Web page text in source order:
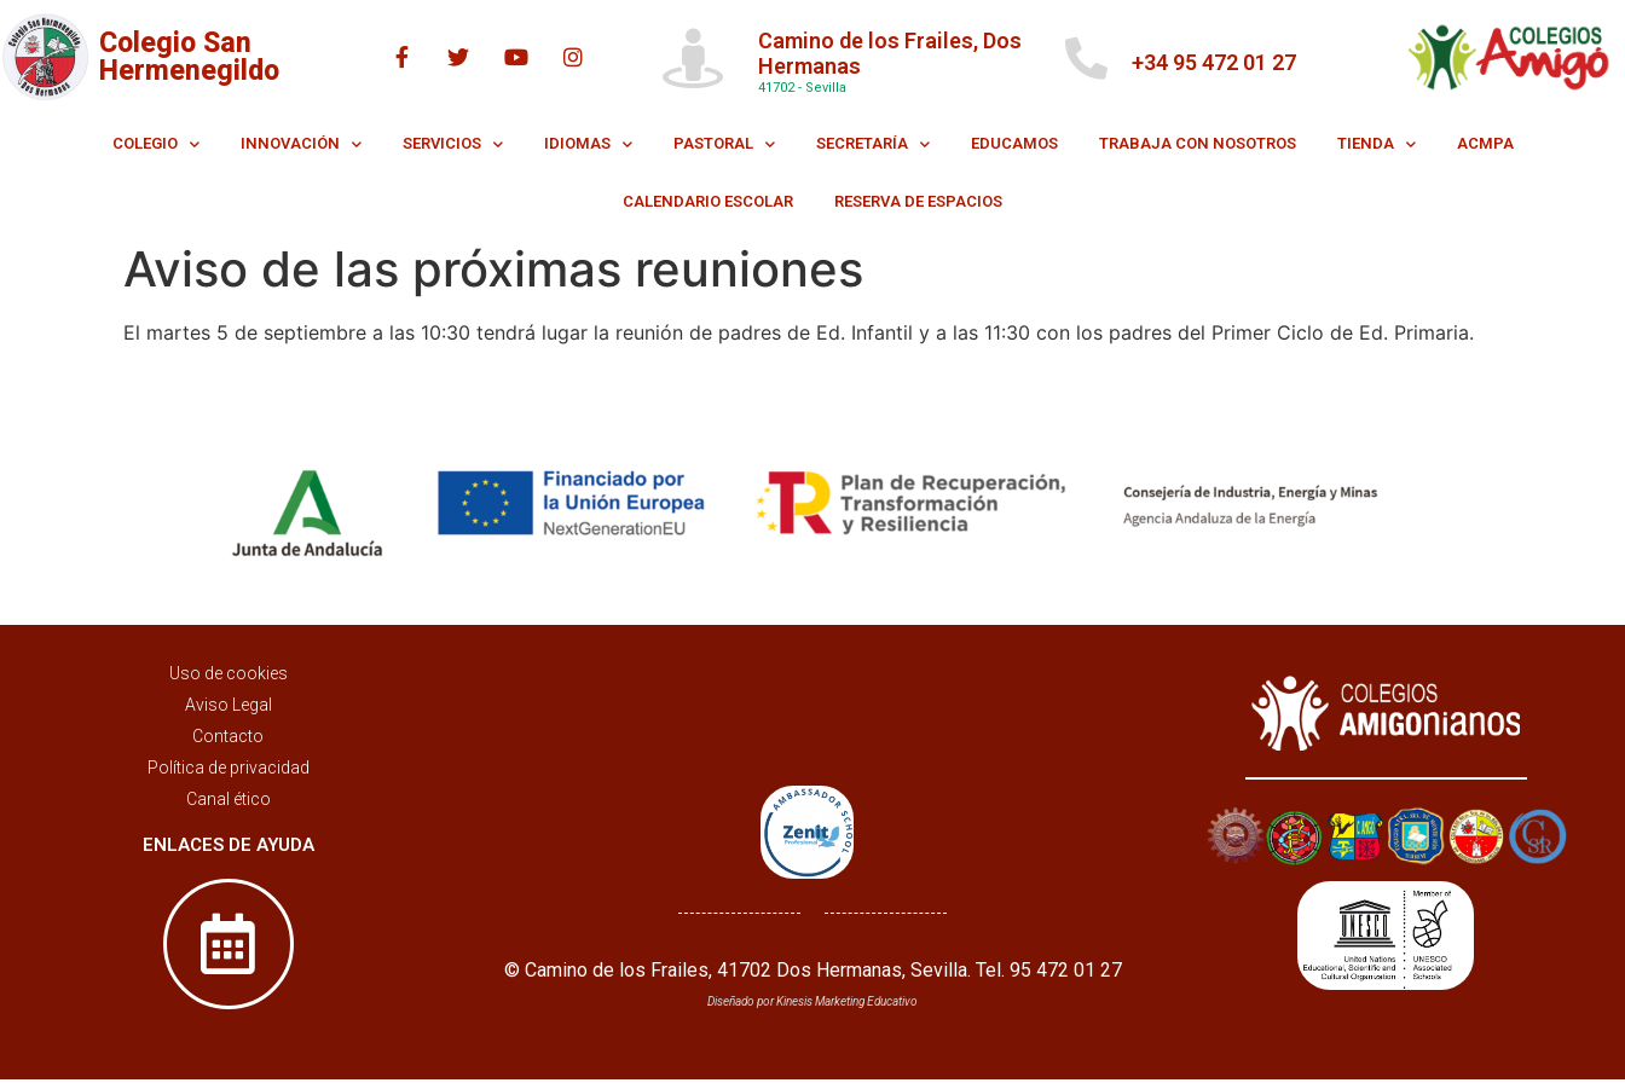
Colegio San
Hermenegildo
Camino de los Frailes, Dos
Hermanas
41702 - Sevilla
+34 95 472 01 27
COLEGIO INNOVACIÓN SERVICIOS IDIOMAS PASTORAL SECRETARÍA EDUCAMOS TRABAJA CON NOSOTROS TIENDA ACMPA
CALENDARIO ESCOLAR RESERVA DE ESPACIOS
Aviso de las próximas reuniones
El martes 5 de septiembre a las 10:30 tendrá lugar la reunión de padres de Ed. Infantil y a las 11:30 con los padres del Primer Ciclo de Ed. Primaria.
Uso de cookies
Aviso Legal
Contacto
Política de privacidad
Canal ético
ENLACES DE AYUDA
© Camino de los Frailes, 41702 Dos Hermanas, Sevilla. Tel. 95 472 01 27
Diseñado por Kinesis Marketing Educativo